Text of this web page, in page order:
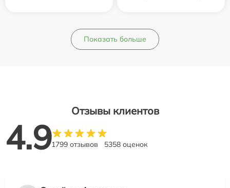
Показать больше
Отзывы клиентов
4.91799 отзывов 5358 оценок